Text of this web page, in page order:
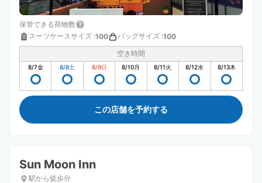
保管できる荷物数
スーツケースサイズ :100 バッグサイズ :100
空き時間
8/7金 8/8土 8/9日 8/10月 8/11火 8/12水 8/13木
この店舗を予約する
Sun Moon Inn
駅から徒歩分